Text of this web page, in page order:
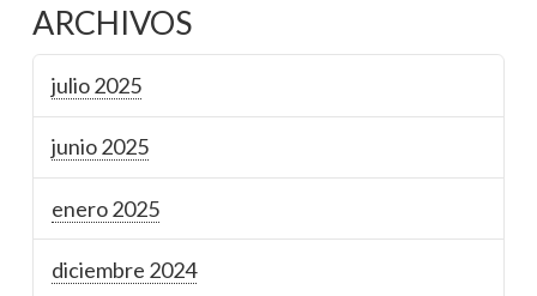
ARCHIVOS
julio 2025
junio 2025
enero 2025
diciembre 2024